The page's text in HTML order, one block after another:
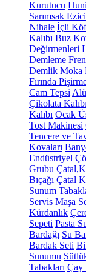
Kurutucu Huni
Sarımsak Ezici
Nihale İçli
Kalıbı Buz
Değirmenleri
Demleme
Demlik Moka
Fırında
Cam Tepsi
Çikolata Kalıbı
Kalıbı Ocak
Tost Makinesi
Tencere ve
Kovaları
Endüstriyel
Grubu
Bıçağı Çatal
Sunum
Servis Maşa
Kürdanlık
Sepeti Pasta
Bardağı Su
Bardak Seti
Sunumu
Tabakları Çay